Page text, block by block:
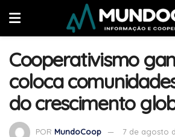
Cooperativismo
coloca
do crescimento
POR MundoCoop 7 de agosto